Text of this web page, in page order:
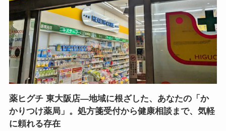
薬ヒグチ 東大阪店—地域に根ざした、あなたの「か
かりつけ薬局」。処方箋受付から健康相談まで、気軽
に頼れる存在